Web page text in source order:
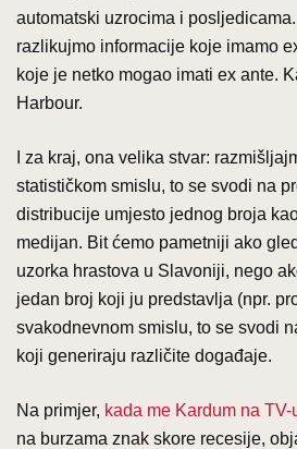
automatski uzrocima i
razlikujmo informacije koje imamo
koje je netko mogao imati ex ante.
Harbour.
I za kraj, ona velika stvar:
statističkom smislu, to se svodi na
distribucije umjesto jednog broja
medijan. Bit ćemo pametniji ako
uzorka hrastova u Slavoniji, nego
jedan broj koji ju predstavlja (npr.
svakodnevnom smislu, to se svodi
koji generiraju različite događaje.
Na primjer, kada me Kardum na TV-
na burzama znak skore recesije,